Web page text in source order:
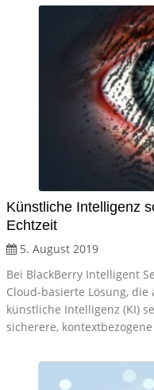
Künstliche Intelligenz
Echtzeit
5. August 2019
Bei BlackBerry Intelligent
Cloud-basierte Lösung,
künstliche Intelligenz (KI)
sicherere,